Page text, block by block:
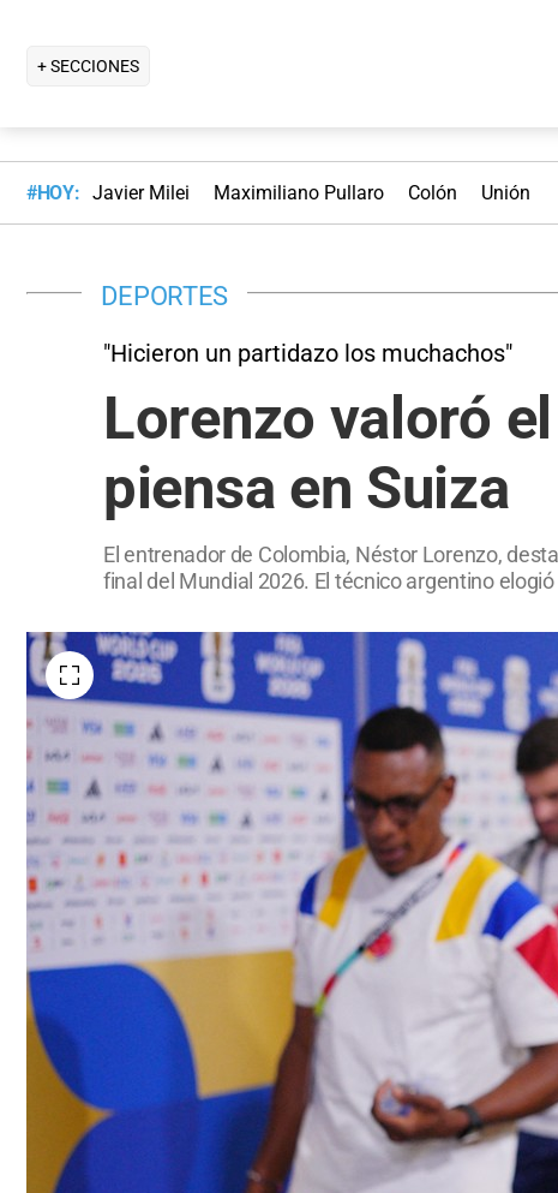
+ SECCIONES
#HOY: Javier Milei Maximiliano Pullaro Colón Unión
DEPORTES
"Hicieron un partidazo los muchachos"
Lorenzo valoró
piensa en Suiza
El entrenador de Colombia, Néstor Lorenzo,
final del Mundial 2026. El técnico argentino